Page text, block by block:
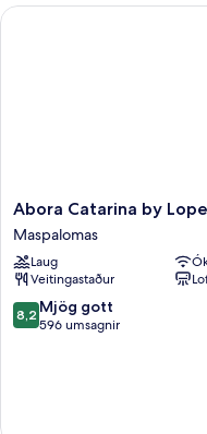
Abora
Catarina
by
Lopesan
Hotels
-
All
Abora Catarina by
Maspalomas
Laug
Veitingastaður
8.2
af
8,2 Mjög gott
596 umsagnir
Abora Catarina by